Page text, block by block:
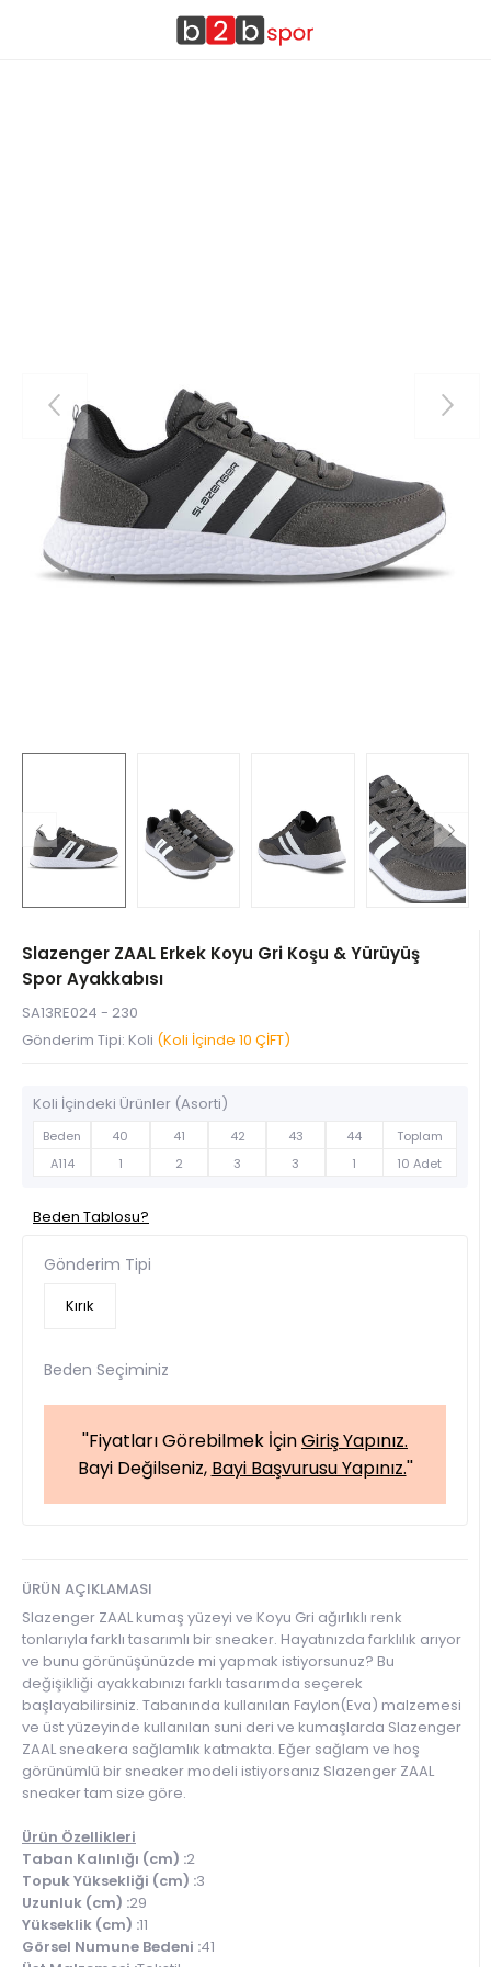
Slazenger ZAAL Erkek Koyu Gri Koşu & Yürüyüş
Spor Ayakkabısı
SA13RE024 - 230
Gönderim Tipi: Koli (Koli İçinde 10 ÇİFT)
Koli İçindeki Ürünler (Asorti)
Beden 40 41 42 43 44
Toplam
A114
1 2 3 3 1 10 Adet
Beden Tablosu?
Gönderim Tipi
Kırık
Beden Seçiminiz
''Fiyatları Görebilmek İçinGiriş Yapınız.
Bayi Değilseniz, Bayi Başvurusu Yapınız.''
ÜRÜN AÇIKLAMASI
Slazenger ZAAL kumaş yüzeyi ve Koyu Gri ağırlıklı renk
tonlarıyla farklı tasarımlı bir sneaker. Hayatınızda farklılık arıyor
ve bunu görünüşünüzde mi yapmak istiyorsunuz? Bu
değişikliği ayakkabınızı farklı tasarımda seçerek
başlayabilirsiniz. Tabanında kullanılan Faylon(Eva) malzemesi
ve üst yüzeyinde kullanılan suni deri ve kumaşlarda Slazenger
ZAAL sneakera sağlamlık katmakta. Eğer sağlam ve hoş
görünümlü bir sneaker modeli istiyorsanız Slazenger ZAAL
sneaker tam size göre.
Ürün Özellikleri
Taban Kalınlığı (cm) :2
Topuk Yüksekliği (cm) :3
Uzunluk (cm) :29
Yükseklik (cm) :11
Görsel Numune Bedeni :41